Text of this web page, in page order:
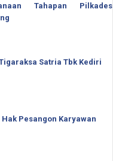
Tahapan Pilkades
Satria Tbk Kediri
Hak Pesangon Karyawan